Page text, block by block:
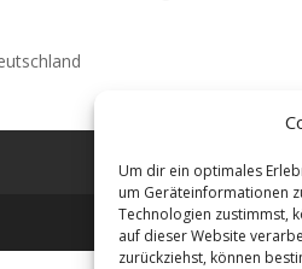
Um dir ein optimales
um Geräteinformationen
Technologien zustimmst,
auf dieser Website
zurückziehst, können